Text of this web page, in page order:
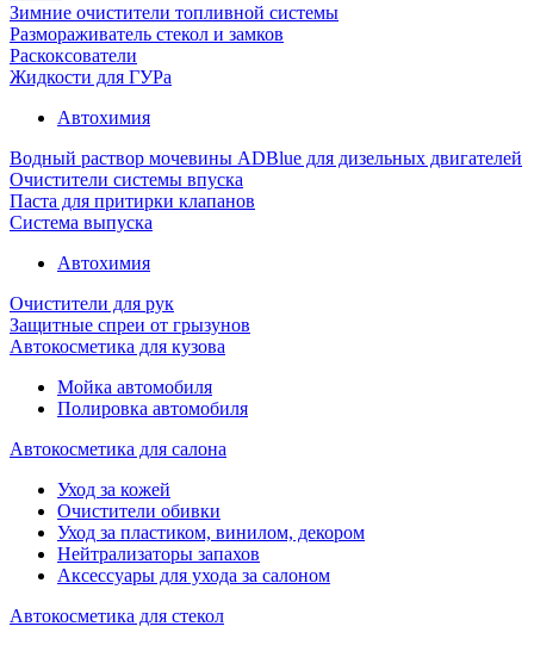
Зимние очистители топливной системы
Размораживатель стекол и замков
Раскоксователи
Жидкости для ГУРа
Автохимия
Водный раствор мочевины ADBlue для дизельных двигателей
Очистители системы впуска
Паста для притирки клапанов
Система выпуска
Автохимия
Очистители для рук
Защитные спреи от грызунов
Автокосметика для кузова
Мойка автомобиля
Полировка автомобиля
Автокосметика для салона
Уход за кожей
Очистители обивки
Уход за пластиком, винилом, декором
Нейтрализаторы запахов
Аксессуары для ухода за салоном
Автокосметика для стекол